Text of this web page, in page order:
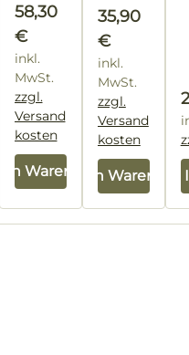
Regulärer Preis:
58,30
€
inkl.
MwSt.
zzgl.
Versand
kosten
Warenkorb
m
Überst
and
Regulärer
35,90
€
inkl.
MwSt.
zzgl.
Versand
kosten
In den